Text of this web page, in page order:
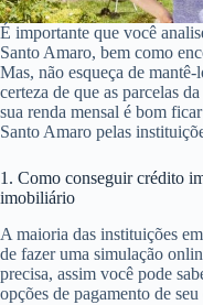
É importante que você
Santo Amaro, bem como
Mas, não esqueça de
certeza de que as parcelas
sua renda mensal é bom
Santo Amaro pelas
1. Como conseguir crédito
imobiliário
A maioria das instituições
de fazer uma simulação
precisa, assim você pode
opções de pagamento de